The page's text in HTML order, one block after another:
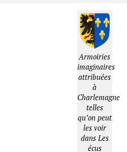
Armoiries
imaginaires
attribuées
à
Charlemagne
telles
qu’on peut
les voir
dans Les
écus